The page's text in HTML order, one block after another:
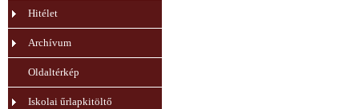
Hitélet
Archívum
Oldaltérkép
Iskolai űrlapkitöltő